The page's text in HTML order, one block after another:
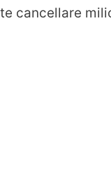
cancellare